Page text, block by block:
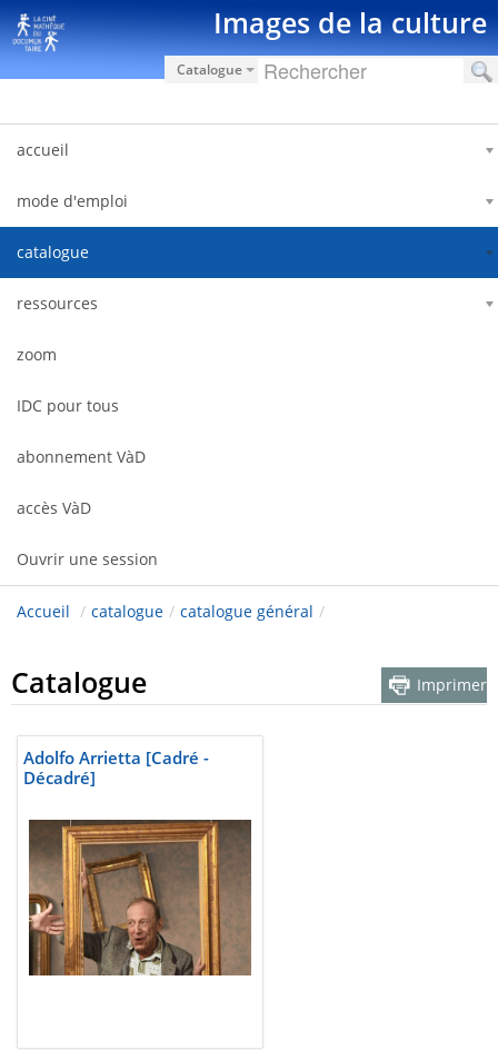
Saut au contenu Images de la culture
Catalogue
accueil
mode d'emploi
catalogue
ressources
zoom
IDC pour tous
abonnement VàD
accès VàD
Ouvrir une session
Accueil / catalogue / catalogue général /
Catalogue Imprimer
Adolfo Arrietta [Cadré -
Décadré]